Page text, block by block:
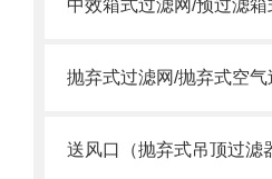
送风口（抛弃式吊顶过滤